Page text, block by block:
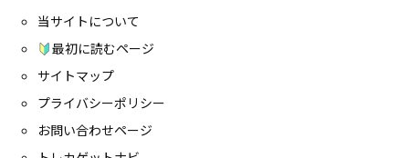
当サイトについて
最初に読むページ
サイトマップ
プライバシーポリシー
お問い合わせページ